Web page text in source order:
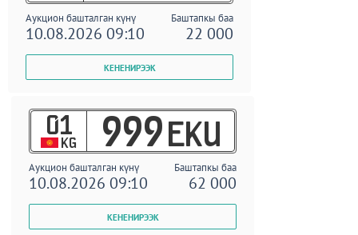
Аукцион башталган күнү Баштапкы баа
10.08.2026 09:10 22 000
01
KG 999 EKU
Аукцион башталган күнү Баштапкы баа
10.08.2026 09:10 62 000